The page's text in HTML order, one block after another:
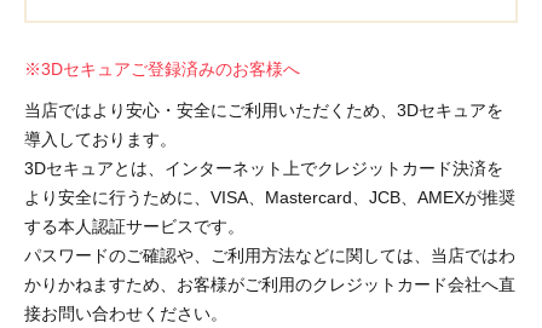
※3Dセキュアご登録済みのお客様へ
当店ではより安心・安全にご利用いただくため、3Dセキュアを
導入しております。
3Dセキュアとは、インターネット上でクレジットカード決済を
より安全に行うために、VISA、Mastercard、JCB、AMEXが推奨
する本人認証サービスです。
パスワードのご確認や、ご利用方法などに関しては、当店ではわ
かりかねますため、お客様がご利用のクレジットカード会社へ直
接お問い合わせください。